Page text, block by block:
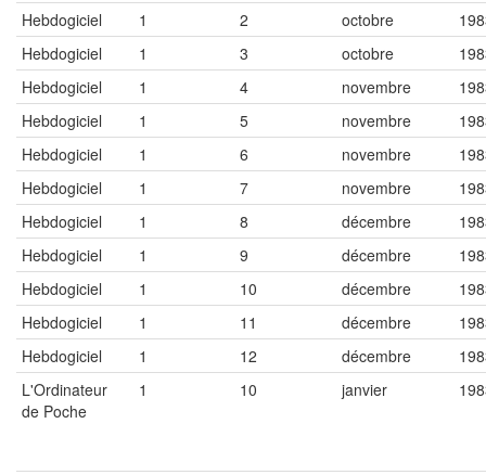
Hebdogiciel
1 2 octobre
Hebdogiciel
1 3 octobre
Hebdogiciel
1 4 novembre
Hebdogiciel
1 5 novembre
Hebdogiciel
1 6 novembre
Hebdogiciel
1 7 novembre
Hebdogiciel
1 8 décembre
Hebdogiciel
1 9 décembre
Hebdogiciel
1 10 décembre
Hebdogiciel
1 11 décembre
Hebdogiciel
1 12 décembre
L'Ordinateur
de Poche
1 10 janvier